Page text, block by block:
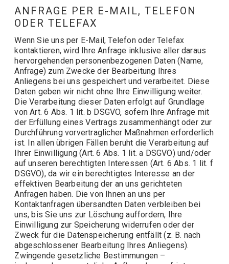
ANFRAGE PER E-MAIL, TELEFON
ODER TELEFAX
Wenn Sie uns per E-Mail, Telefon oder Telefax
kontaktieren, wird Ihre Anfrage inklusive aller daraus
hervorgehenden personenbezogenen Daten (Name,
Anfrage) zum Zwecke der Bearbeitung Ihres
Anliegens bei uns gespeichert und verarbeitet. Diese
Daten geben wir nicht ohne Ihre Einwilligung weiter.
Die Verarbeitung dieser Daten erfolgt auf Grundlage
von Art. 6 Abs. 1 lit. b DSGVO, sofern Ihre Anfrage mit
der Erfüllung eines Vertrags zusammenhängt oder zur
Durchführung vorvertraglicher Maßnahmen erforderlich
ist. In allen übrigen Fällen beruht die Verarbeitung auf
Ihrer Einwilligung (Art. 6 Abs. 1 lit. a DSGVO) und/oder
auf unseren berechtigten Interessen (Art. 6 Abs. 1 lit. f
DSGVO), da wir ein berechtigtes Interesse an der
effektiven Bearbeitung der an uns gerichteten
Anfragen haben. Die von Ihnen an uns per
Kontaktanfragen übersandten Daten verbleiben bei
uns, bis Sie uns zur Löschung auffordern, Ihre
Einwilligung zur Speicherung widerrufen oder der
Zweck für die Datenspeicherung entfällt (z. B. nach
abgeschlossener Bearbeitung Ihres Anliegens).
Zwingende gesetzliche Bestimmungen –